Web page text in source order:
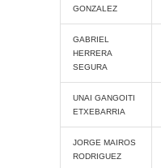
GONZALEZ
GABRIEL
HERRERA
SEGURA
UNAI GANGOITI
ETXEBARRIA
JORGE MAIROS
RODRIGUEZ